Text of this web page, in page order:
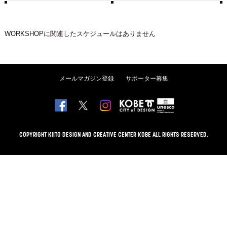
WORKSHOPに関連したスケジュールはありません
メールマガジン登録 サポーター募集
COPYRIGHT KIITO DESIGN AND CREATIVE CENTER KOBE ALL RIGHTS RESERVED.